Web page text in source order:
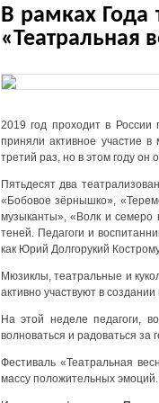
В рамках Года
«Театральная
2019 год проходит в России
приняли активное участие
третий раз, но в этом году он
Пятьдесят два
«Бобовое зёрнышко»,
музыканты», «Волк и семеро
теней. Педагоги и
как Юрий Долгорукий
Мюзиклы, театральные и
активно участвуют в
На этой неделе педагоги,
волноваться и радоваться за
Фестиваль «Театральная
массу положительных эмоций.